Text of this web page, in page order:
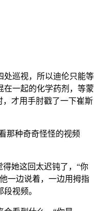
处巡视，所以迪伦只能等
在一起的化学药剂，等蒙
，才用手肘戳了一下崔斯
那种奇奇怪怪的视频
她这回太迟钝了，“你
一边说着，一边用拇指
视频。